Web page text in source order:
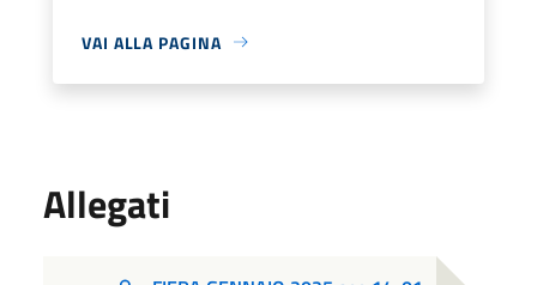
VAI ALLA PAGINA
Allegati